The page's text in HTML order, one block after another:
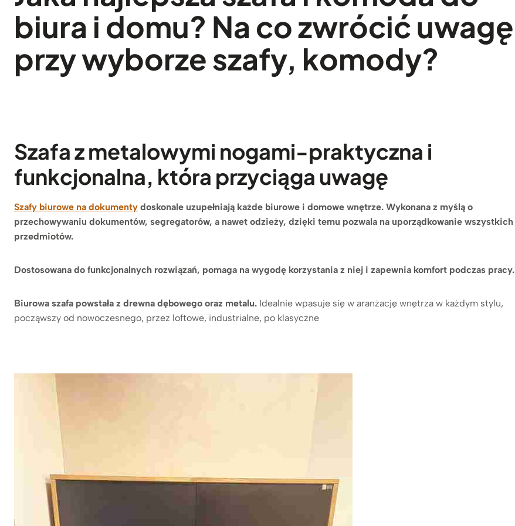
biura i domu? Na co zwrócić uwagę
przy wyborze szafy, komody?
Szafa z metalowymi nogami-praktyczna i
funkcjonalna, która przyciąga uwagę
Szafy biurowe na dokumenty doskonale uzupełniają każde biurowe i domowe wnętrze. Wykonana z myślą o
przechowywaniu dokumentów, segregatorów, a nawet odzieży, dzięki temu pozwala na uporządkowanie wszystkich
przedmiotów.
Dostosowana do funkcjonalnych rozwiązań, pomaga na wygodę korzystania z niej i zapewnia komfort podczas pracy.
Biurowa szafa powstała z drewna dębowego oraz metalu. Idealnie wpasuje się w aranżację wnętrza w każdym stylu,
począwszy od nowoczesnego, przez loftowe, industrialne, po klasyczne